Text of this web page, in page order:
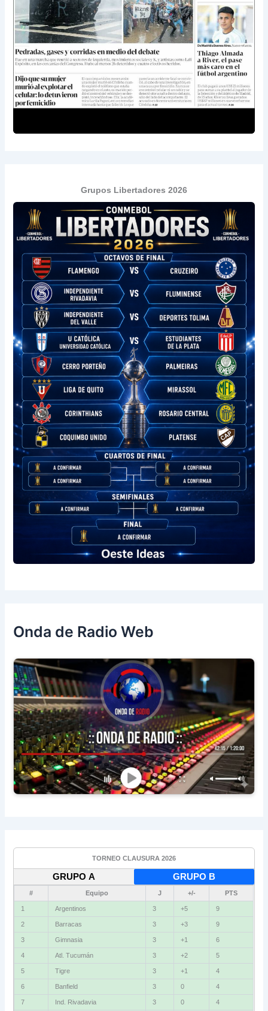
Grupos Libertadores 2026
Onda de Radio Web
TORNEO CLAUSURA 2026
GRUPO A GRUPO B
# Equipo J +/- PTS
1 Argentinos 3 +5 9
2 Barracas 3 +3 9
3 Gimnasia 3 +1 6
4 Atl. Tucumán 3 +2 5
5 Tigre 3 +1 4
6 Banfield 3 0 4
7 Ind. Rivadavia 3 0 4